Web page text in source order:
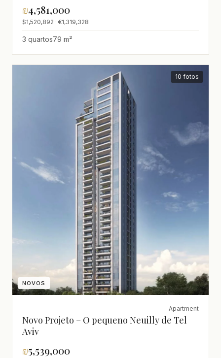
₪4,581,000
$1,520,892 · €1,319,328
3 quartos79 m²
NOVOS
10 fotos
Apartment
Novo Projeto – O pequeno Neuilly de Tel
Aviv
₪5,539,000